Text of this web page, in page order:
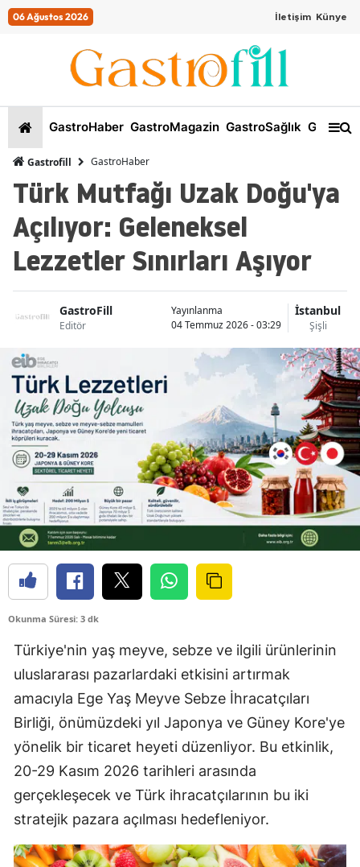
06 Ağustos 2026 İletişim Künye
GastroHaber GastroMagazin GastroSağlık
Gastrofill GastroHaber
Türk Mutfağı Uzak Doğu'ya
Açılıyor: Geleneksel
Lezzetler Sınırları Aşıyor
GastroFill
Editör
Yayınlanma
04 Temmuz 2026 - 03:29
İstanbul
Şişli
Okunma Süresi: 3 dk
Türkiye'nin yaş meyve, sebze ve ilgili ürünlerinin
uluslararası pazarlardaki etkisini artırmak
amacıyla Ege Yaş Meyve Sebze İhracatçıları
Birliği, önümüzdeki yıl Japonya ve Güney Kore'ye
yönelik bir ticaret heyeti düzenliyor. Bu etkinlik,
20-29 Kasım 2026 tarihleri arasında
gerçekleşecek ve Türk ihracatçılarının bu iki
stratejik pazara açılması hedefleniyor.